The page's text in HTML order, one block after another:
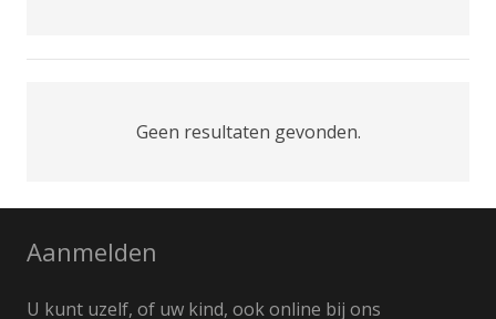
Geen resultaten gevonden.
Aanmelden
U kunt uzelf, of uw kind, ook online bij ons